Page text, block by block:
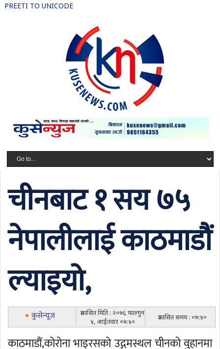
PREETI TO UNICODE
चीनबाट १ सय ७५
नेपालीलाई काठमाडौं
ल्याइयो,
कुसेन्यूज
प्रकासित मिति : २०७६ फाल्गुन
४, आईतवार ०७:४०
प्रकासित समय : ०७:४०
काठमाडौं,कोरोना भाइरसको उद्गमस्थल चीनको वुहानमा